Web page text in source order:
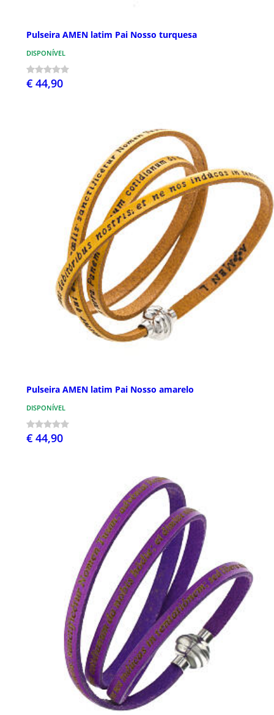
Pulseira AMEN latim Pai Nosso turquesa
DISPONÍVEL
€ 44,90
Pulseira AMEN latim Pai Nosso amarelo
DISPONÍVEL
€ 44,90